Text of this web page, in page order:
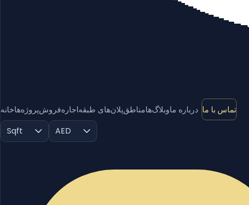
خانهپروژه‌هافروشاجارهپلان‌های طبقهمناطقوبلاگ‌هادرباره ما تماس با ما
Sqft
AED